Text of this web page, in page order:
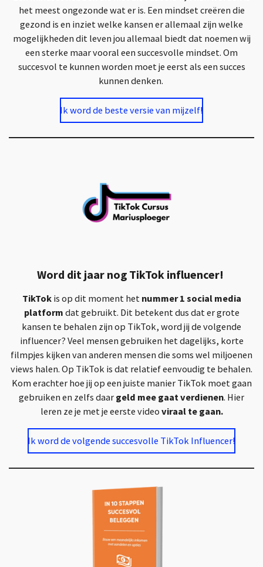
het meest ongezonde wat er is. Een mindset creëren die
gezond is en inziet welke kansen er allemaal zijn welke
mogelijkheden dit leven jou allemaal biedt dat noemen wij
een sterke maar vooral een succesvolle mindset. Om
succesvol te kunnen worden moet je eerst als een succes
kunnen denken.
Ik word de beste versie van mijzelf!
Word dit jaar nog TikTok influencer!
TikTokis op dit moment het nummer 1 social media
platform dat gebruikt. Dit betekent dus dat er grote
kansen te behalen zijn op TikTok, word jij de volgende
influencer? Veel mensen gebruiken het dagelijks, korte
filmpjes kijken van anderen mensen die soms wel miljoenen
views halen. Op TikTok is dat relatief eenvoudig te behalen.
Kom erachter hoe jij op een juiste manier TikTok moet gaan
gebruiken en zelfs daar geld mee gaat verdienen. Hier
leren ze je met je eerste video viraal te gaan.
Ik word de volgende succesvolle TikTok Influencer!